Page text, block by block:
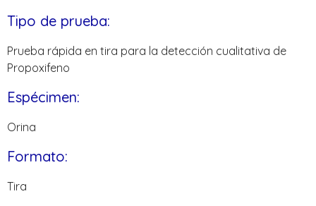
Tipo de prueba:
Prueba rápida en tira para la detección cualitativa de
Propoxifeno
Espécimen:
Orina
Formato:
Tira